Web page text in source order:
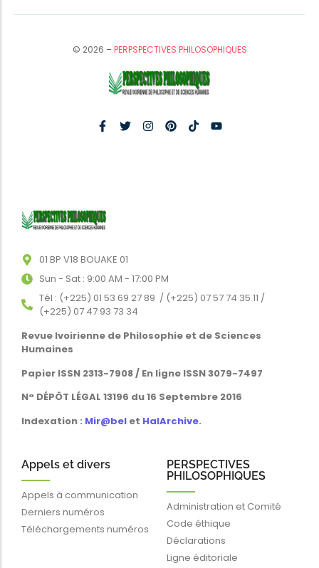
© 2026 –PERPSPECTIVES PHILOSOPHIQUES
01 BP V18 BOUAKE 01
Sun - Sat : 9:00 AM - 17:00 PM
Tél : (+225) 01 53 69 27 89 / (+225) 07 57 74 35 11 /
(+225) 07 47 93 73 34
Revue Ivoirienne de Philosophie et de Sciences
Humaines
Papier ISSN 2313-7908 / En ligne ISSN 3079-7497
N° DÉPÔT LÉGAL 13196 du 16 Septembre 2016
Indexation : Mir@bel et HalArchive.
Appels et divers
Appels à communication
Derniers numéros
Téléchargements numéros
PERSPECTIVES
PHILOSOPHIQUES
Administration et Comité
Code éthique
Déclarations
Ligne éditoriale